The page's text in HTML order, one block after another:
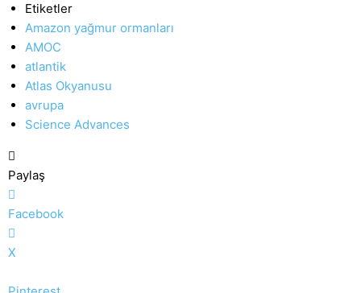
Etiketler
Amazon yağmur ormanları
AMOC
atlantik
Atlas Okyanusu
avrupa
Science Advances
Paylaş
Facebook
X